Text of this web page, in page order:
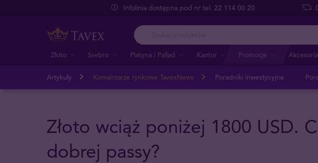
Infolinia dostępna pod nr tel. 22 114 00 20
Złoto Srebro Platyna i Pallad Kantor Promocje Akcesoria
Artykuły Komentarze rynkowe TavexNews Poradniki inwestycyjne
Złoto wciąż poniżej 1800 USD.
dobrej passy?